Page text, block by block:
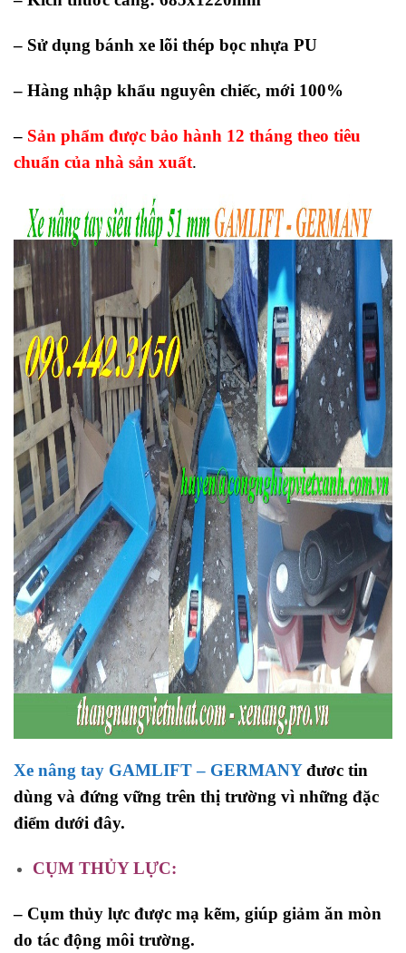
– Sử dụng bánh xe lõi thép bọc nhựa PU
– Hàng nhập khẩu nguyên chiếc, mới 100%
– Sản phẩm được bảo hành 12 tháng theo tiêu
chuẩn của nhà sản xuất.
Xe nâng tay GAMLIFT – GERMANYđươc tin
dùng và đứng vững trên thị trường vì những đặc
điểm dưới đây.
CỤM THỦY LỰC:
– Cụm thủy lực được mạ kẽm, giúp giảm ăn mòn
do tác động môi trường.